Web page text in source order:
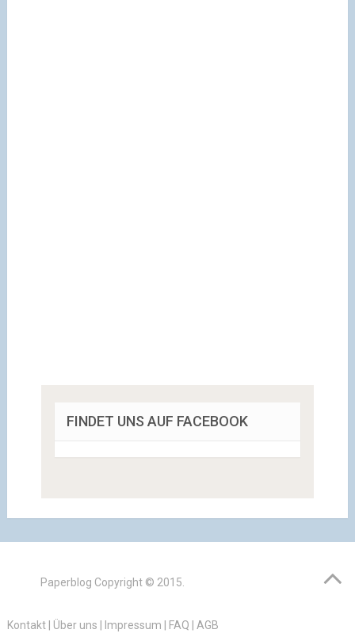
FINDET UNS AUF FACEBOOK
Paperblog Copyright © 2015.
Kontakt| Über uns Impressum FAQ AGB